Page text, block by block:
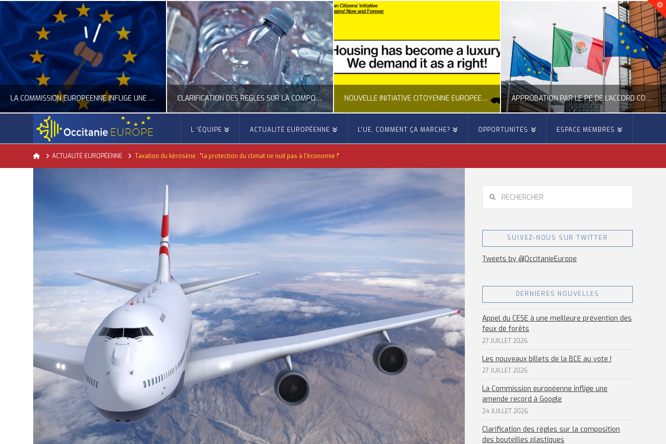
LA COMMISSION EUROPÉENNE INFLIGE UNE AMENDE RECORD À GOOGLE
ACTUALITÉ DE L'UNION EUROPÉENNE, ACTUALITÉ DE LA REPRÉSENTATION D’OCCITANIE EUROPE, NUMÉRIQUE- DIGITAL
CLARIFICATION DES RÈGLES SUR LA COMPOSITION DES BOUTEILLES PLASTIQUES
ACTUALITÉ DE L'UNION EUROPÉENNE, ACTUALITÉ DE LA REPRÉSENTATION D’OCCITANIE EUROPE, ECONOMIE CIRCULAIRE, ÉNERGIE - ENVIRONNEMENT - CLIMAT
NOUVELLE INITIATIVE CITOYENNE EUROPÉENNE SUR LE LOGEMENT
ACTUALITÉ DE L'UNION EUROPÉENNE, ACTUALITÉ DE LA REPRÉSENTATION D’OCCITANIE EUROPE, CITOYENNETÉ, LOGEMENT
JUILLET 24, 2026
APPROBATION PAR LE PE DE L’ACCORD COMMERCIAL ENTRE L’UE ET LE MEXIQUE
ACTION EXTÉRIEURE, ACTUALITÉ DE L'UNION EUROPÉENNE
JUILLET 22, 2026
L ‘ÉQUIPE ACTUALITÉ EUROPÉENNE L’UE, COMMENT ÇA MARCHE? OPPORTUNITÉS ESPACE MEMBRES
HomeACTUALITÉ EUROPÉENNE Taxation du kérosène : "la protection du climat ne nuit pas à l'économie !"
SUIVEZ-NOUS SUR TWITTER
Tweets by @OccitanieEurope
DERNIÈRES NOUVELLES
Appel du CESE à une meilleure prévention des
feux de forêts
27 JUILLET 2026
Les nouveaux billets de la BCE au vote !
27 JUILLET 2026
La Commission européenne inflige une
amende record à Google
24 JUILLET 2026
Clarification des règles sur la composition
des bouteilles plastiques